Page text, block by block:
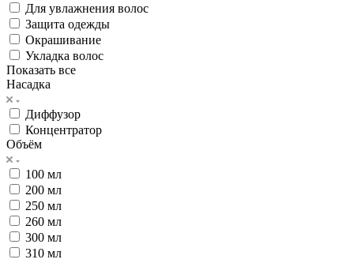
Для увлажнения волос
Защита одежды
Окрашивание
Укладка волос
Показать все
Насадка
Диффузор
Концентратор
Объём
100 мл
200 мл
250 мл
260 мл
300 мл
310 мл